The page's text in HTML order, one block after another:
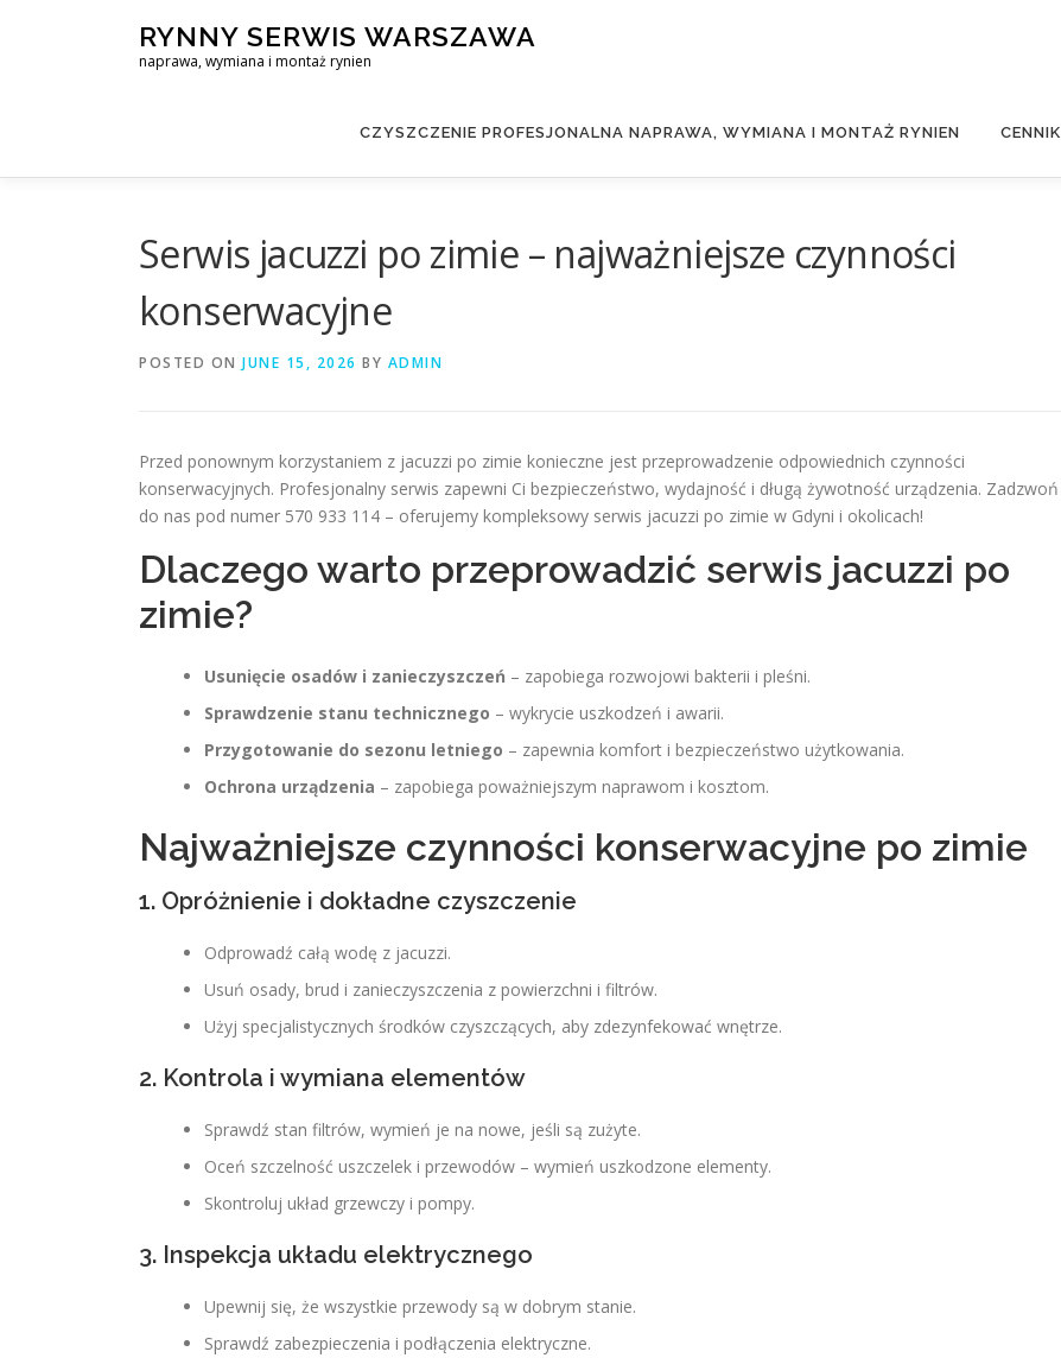
RYNNY SERWIS WARSZAWA
naprawa, wymiana i montaż rynien
CZYSZCZENIE PROFESJONALNA NAPRAWA, WYMIANA I MONTAŻ RYNIEN CENNIK
Serwis jacuzzi po zimie – najważniejsze czynności
konserwacyjne
POSTED ON JUNE 15, 2026 BY ADMIN
Przed ponownym korzystaniem z jacuzzi po zimie konieczne jest przeprowadzenie odpowiednich czynności
konserwacyjnych. Profesjonalny serwis zapewni Ci bezpieczeństwo, wydajność i długą żywotność urządzenia. Zadzwoń
do nas pod numer 570 933 114 – oferujemy kompleksowy serwis jacuzzi po zimie w Gdyni i okolicach!
Dlaczego warto przeprowadzić serwis jacuzzi po
zimie?
Usunięcie osadów i zanieczyszczeń – zapobiega rozwojowi bakterii i pleśni.
Sprawdzenie stanu technicznego – wykrycie uszkodzeń i awarii.
Przygotowanie do sezonu letniego – zapewnia komfort i bezpieczeństwo użytkowania.
Ochrona urządzenia – zapobiega poważniejszym naprawom i kosztom.
Najważniejsze czynności konserwacyjne po zimie
1. Opróżnienie i dokładne czyszczenie
Odprowadź całą wodę z jacuzzi.
Usuń osady, brud i zanieczyszczenia z powierzchni i filtrów.
Użyj specjalistycznych środków czyszczących, aby zdezynfekować wnętrze.
2. Kontrola i wymiana elementów
Sprawdź stan filtrów, wymień je na nowe, jeśli są zużyte.
Oceń szczelność uszczelek i przewodów – wymień uszkodzone elementy.
Skontroluj układ grzewczy i pompy.
3. Inspekcja układu elektrycznego
Upewnij się, że wszystkie przewody są w dobrym stanie.
Sprawdź zabezpieczenia i podłączenia elektryczne.